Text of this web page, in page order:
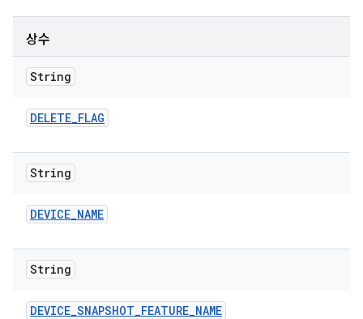
상수
String
DELETE_FLAG
String
DEVICE_NAME
String
DEVICE_SNAPSHOT_FEATURE_NAME